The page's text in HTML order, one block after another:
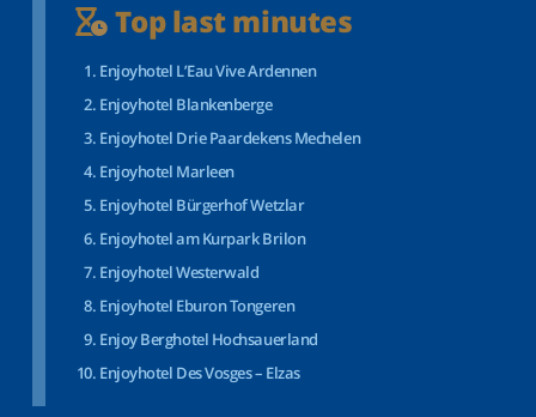
Top last minutes
Enjoyhotel L’Eau Vive Ardennen
Enjoyhotel Blankenberge
Enjoyhotel Drie Paardekens Mechelen
Enjoyhotel Marleen
Enjoyhotel Bürgerhof Wetzlar
Enjoyhotel am Kurpark Brilon
Enjoyhotel Westerwald
Enjoyhotel Eburon Tongeren
Enjoy Berghotel Hochsauerland
Enjoyhotel Des Vosges – Elzas